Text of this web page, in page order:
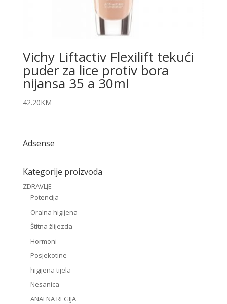
Vichy Liftactiv Flexilift tekući
puder za lice protiv bora
nijansa 35 a 30ml
42.20KM
Adsense
Kategorije proizvoda
ZDRAVLJE
Potencija
Oralna higijena
Štitna žlijezda
Hormoni
Posjekotine
higijena tijela
Nesanica
ANALNA REGIJA